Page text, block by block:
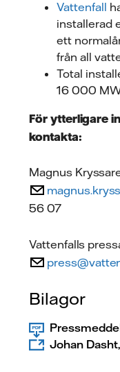
Vattenfall
installerad
ett
från all
Total
16 000
För ytterligare
kontakta:
Magnus
56 07
Vattenfalls
Bilagor
Johan